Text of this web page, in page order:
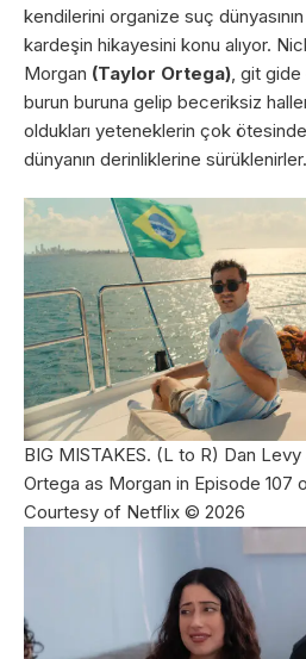
kendilerini organize suç
kardeşin hikayesini konu alıyor.
Morgan (Taylor Ortega), git gide
burun buruna gelip beceriksiz
oldukları yeteneklerin çok
dünyanın derinliklerine sürüklenirler.
BIG MISTAKES. (L to R) Dan
Ortega as Morgan in Episode 107
Courtesy of Netflix © 2026